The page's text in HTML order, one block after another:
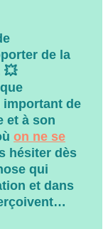
de la
💥
important de
et à son
on ne se
hésiter dès
qui
et dans